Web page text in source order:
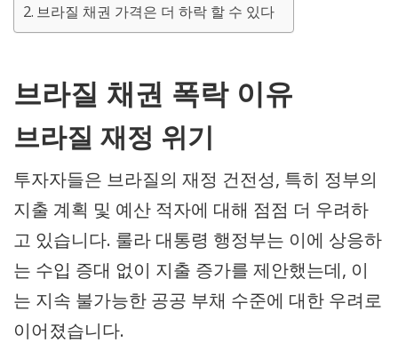
브라질 채권 가격은 더 하락 할 수 있다
브라질 채권 폭락 이유
브라질 재정 위기
투자자들은 브라질의 재정 건전성, 특히 정부의
지출 계획 및 예산 적자에 대해 점점 더 우려하
고 있습니다. 룰라 대통령 행정부는 이에 상응하
는 수입 증대 없이 지출 증가를 제안했는데, 이
는 지속 불가능한 공공 부채 수준에 대한 우려로
이어졌습니다.